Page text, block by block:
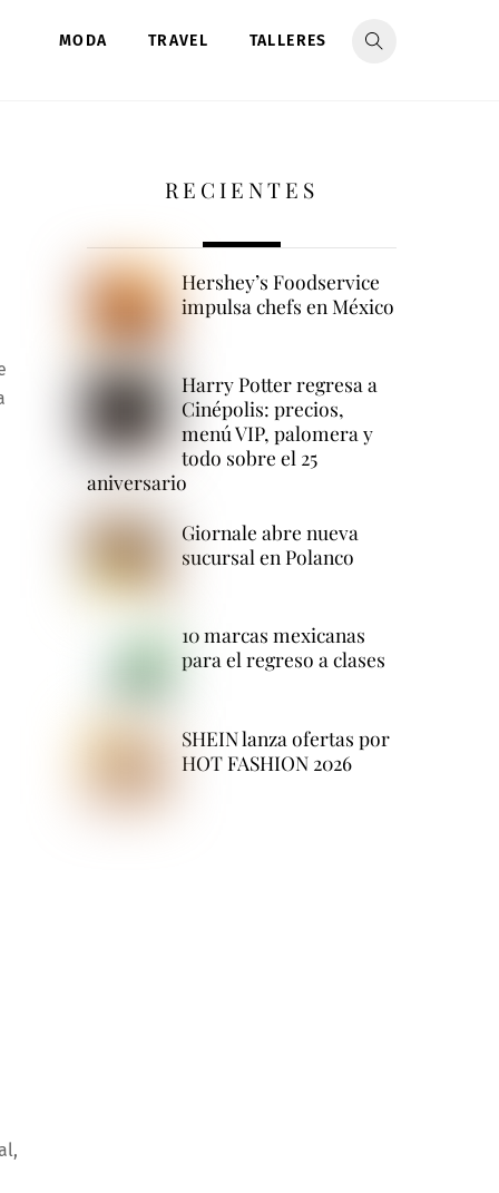
MODA TRAVEL TALLERES
RECIENTES
Hershey’s Foodservice
impulsa chefs en México
Harry Potter regresa a
Cinépolis: precios,
menú VIP, palomera y
todo sobre el 25
aniversario
Giornale abre nueva
sucursal en Polanco
10 marcas mexicanas
para el regreso a clases
SHEIN lanza ofertas por
HOT FASHION 2026